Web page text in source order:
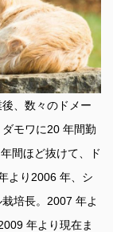
、数々のドメー
モワに20 年間勤
間ほど抜けて、ド
より2006 年、シ
培長。2007 年よ
年より現在ま